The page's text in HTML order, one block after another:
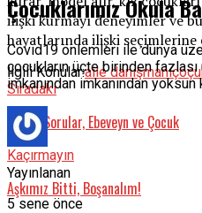
ilişki kurmayı deneyimler ve
hayatlarında ilişki seçimlerine
İlgili Konular:aile danışmanı
Sıradaki
Cinsel Sorular, Ebeveyn ve Çocuk
Kaçırmayın
Aşkımız Bitti, Boşanalım!
Çocuklarımız Okula
Covid19 önlemleri ile dünya
çocukların üçte birinden
imkanından imkanından yoksun
Yayınlanan
5 sene önce